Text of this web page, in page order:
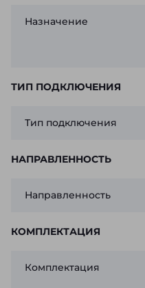
Назначение
ТИП ПОДКЛЮЧЕНИЯ
Тип подключения
НАПРАВЛЕННОСТЬ
Направленность
КОМПЛЕКТАЦИЯ
Комплектация